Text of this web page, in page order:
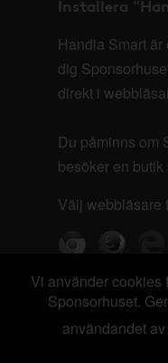
Installera
Handla Smart
dig
direkt i
Du påminns om
besöker en
Välj webbläsare
Vi använder cookies
Sponsorhuset.
användandet